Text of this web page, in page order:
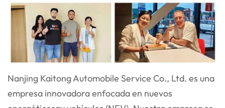
Nanjing Kaitong Automobile Service Co., Ltd. es una
empresa innovadora enfocada en nuevos